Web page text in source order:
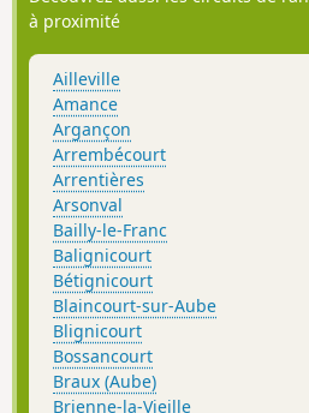
à proximité
Ailleville
Amance
Argançon
Arrembécourt
Arrentières
Arsonval
Bailly-le-Franc
Balignicourt
Bétignicourt
Blaincourt-sur-Aube
Blignicourt
Bossancourt
Braux (Aube)
Brienne-la-Vieille